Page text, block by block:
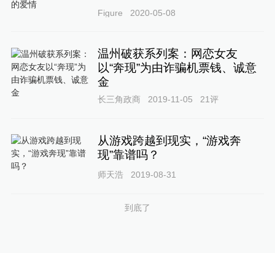
Figure 2020-05-08
温州破获系列案：网恋女友
以“奔现”为由诈骗机票钱、诚意
金
长三角政商 2019-11-05 21评
从游戏跨越到现实，“游戏奔
现”靠谱吗？
师天浩 2019-08-31
到底了